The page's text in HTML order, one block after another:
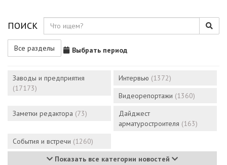
ПОИСК
Все разделы Выбрать период
Заводы и предприятия
(17173)
Интервью (1372)
Видеорепортажи (1360)
Заметки редактора (73)
Дайджест
арматуростроителя (163)
События и встречи (1260)
Показать все категории новостей